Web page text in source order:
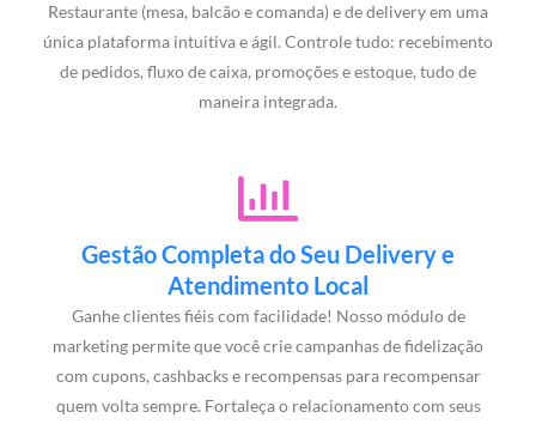
Restaurante (mesa, balcão e comanda) e de delivery em uma
única plataforma intuitiva e ágil. Controle tudo: recebimento
de pedidos, fluxo de caixa, promoções e estoque, tudo de
maneira integrada.
Gestão Completa do Seu Delivery e
Atendimento Local
Ganhe clientes fiéis com facilidade! Nosso módulo de
marketing permite que você crie campanhas de fidelização
com cupons, cashbacks e recompensas para recompensar
quem volta sempre. Fortaleça o relacionamento com seus